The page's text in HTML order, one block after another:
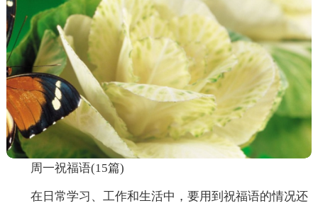
周一祝福语(15篇)
在日常学习、工作和生活中，要用到祝福语的情况还